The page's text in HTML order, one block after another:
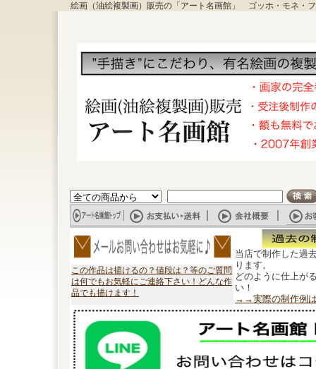
絵画（油絵複製画）販売の「アート名画館」 ゴッホ・モネ・
この作品は描けるの？値段は？等のご質問
は何でもお気軽にご連絡下さい！どんな作
品でも描けます！
当店で制作した過
ります。
どのように仕上が
い！
→→実際の制作例